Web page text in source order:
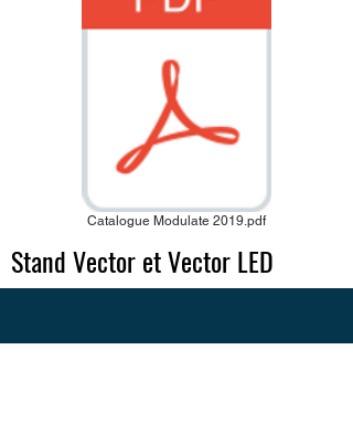
Catalogue Modulate 2019.pdf
Stand Vector et Vector LED